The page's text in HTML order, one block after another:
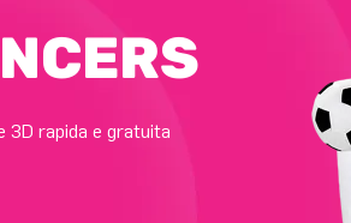
3D rapida e gratuita